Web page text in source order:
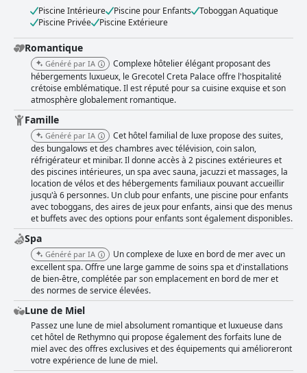
Piscine Intérieure Piscine pour Enfants
Toboggan Aquatique
Piscine Privée
Piscine Extérieure
Romantique
Généré par IA
Complexe hôtelier élégant proposant des
hébergements luxueux, le Grecotel Creta Palace offre l'hospitalité
crétoise emblématique. Il est réputé pour sa cuisine exquise et son
atmosphère globalement romantique.
Famille
Généré par IA
Cet hôtel familial de luxe propose des suites,
des bungalows et des chambres avec télévision, coin salon,
réfrigérateur et minibar. Il donne accès à 2 piscines extérieures et
des piscines intérieures, un spa avec sauna, jacuzzi et massages, la
location de vélos et des hébergements familiaux pouvant accueillir
jusqu'à 6 personnes. Un club pour enfants, une piscine pour enfants
avec toboggans, des aires de jeux pour enfants, ainsi que des menus
et buffets avec des options pour enfants sont également disponibles.
Spa
Généré par IA
Un complexe de luxe en bord de mer avec un
excellent spa. Offre une large gamme de soins spa et d'installations
de bien-être, complétée par son emplacement en bord de mer et
des normes de service élevées.
Lune de Miel
Passez une lune de miel absolument romantique et luxueuse dans
cet hôtel de Rethymno qui propose également des forfaits lune de
miel avec des offres exclusives et des équipements qui amélioreront
votre expérience de lune de miel.